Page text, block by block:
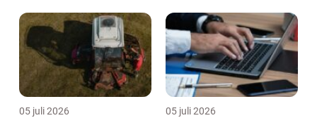
05 juli 2026 05 juli 2026